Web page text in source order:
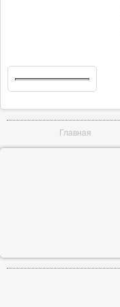
Главная